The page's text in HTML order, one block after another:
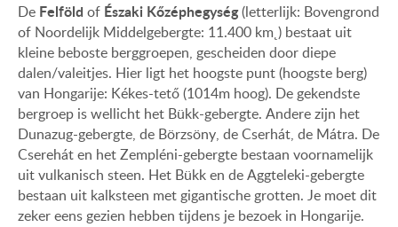
De Felföld of Északi Kőzéphegység(letterlijk: Bovengrond
of Noordelijk Middelgebergte: 11.400 km˛) bestaat uit
kleine beboste berggroepen, gescheiden door diepe
dalen/valeitjes. Hier ligt het hoogste punt (hoogste berg)
van Hongarije: Kékes-tető (1014m hoog). De gekendste
bergroep is wellicht het Bükk-gebergte. Andere zijn het
Dunazug-gebergte, de Börzsöny, de Cserhát, de Mátra. De
Cserehát en het Zempléni-gebergte bestaan voornamelijk
uit vulkanisch steen. Het Bükk en de Aggteleki-gebergte
bestaan uit kalksteen met gigantische grotten. Je moet dit
zeker eens gezien hebben tijdens je bezoek in Hongarije.